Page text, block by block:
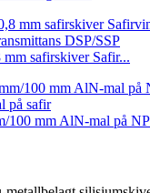
safirskiver Safir...
100 mm AlN-mal på